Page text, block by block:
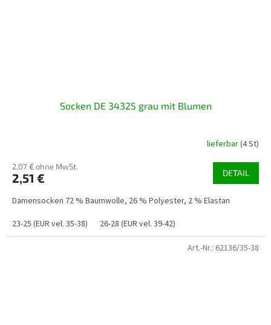
Socken DE 34325 grau mit Blumen
lieferbar(4 St)
2,07 € ohne MwSt.
2,51 € DETAIL
Damensocken 72 % Baumwolle, 26 % Polyester, 2 % Elastan
23-25 (EUR vel. 35-38)
26-28 (EUR vel. 39-42)
Art.-Nr.: 62136/35-38